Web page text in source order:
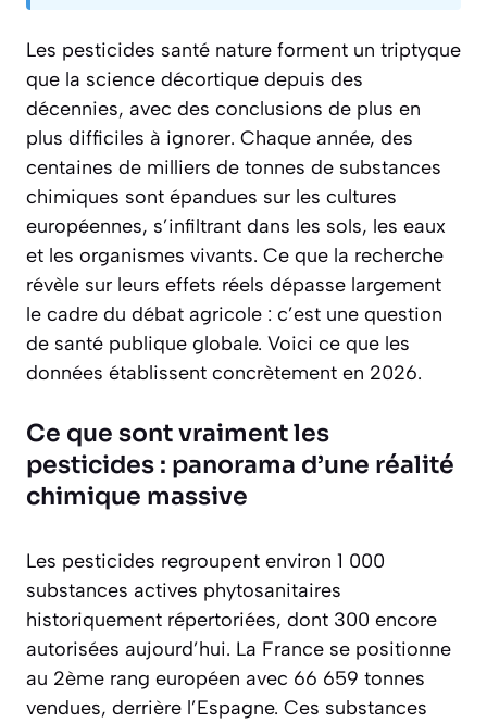
Les pesticides santé nature forment un triptyque
que la science décortique depuis des
décennies, avec des conclusions de plus en
plus difficiles à ignorer. Chaque année, des
centaines de milliers de tonnes de substances
chimiques sont épandues sur les cultures
européennes, s’infiltrant dans les sols, les eaux
et les organismes vivants. Ce que la recherche
révèle sur leurs effets réels dépasse largement
le cadre du débat agricole : c’est une question
de santé publique globale. Voici ce que les
données établissent concrètement en 2026.
Ce que sont vraiment les
pesticides : panorama d’une réalité
chimique massive
Les pesticides regroupent environ 1 000
substances actives phytosanitaires
historiquement répertoriées, dont 300 encore
autorisées aujourd’hui. La France se positionne
au 2ème rang européen avec 66 659 tonnes
vendues, derrière l’Espagne. Ces substances